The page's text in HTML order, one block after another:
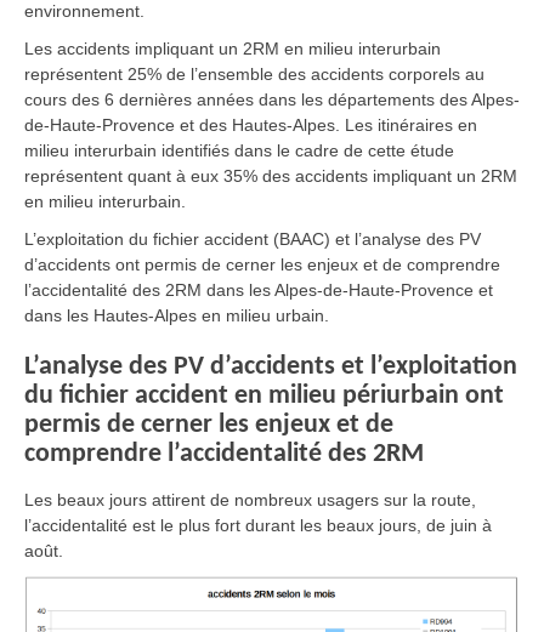
environnement.
Les accidents impliquant un 2RM en milieu interurbain
représentent 25% de l’ensemble des accidents corporels au
cours des 6 dernières années dans les départements des Alpes-
de-Haute-Provence et des Hautes-Alpes. Les itinéraires en
milieu interurbain identifiés dans le cadre de cette étude
représentent quant à eux 35% des accidents impliquant un 2RM
en milieu interurbain.
L’exploitation du fichier accident (BAAC) et l’analyse des PV
d’accidents ont permis de cerner les enjeux et de comprendre
l’accidentalité des 2RM dans les Alpes-de-Haute-Provence et
dans les Hautes-Alpes en milieu urbain.
L’analyse des PV d’accidents et l’exploitation
du fichier accident en milieu périurbain ont
permis de cerner les enjeux et de
comprendre l’accidentalité des 2RM
Les beaux jours attirent de nombreux usagers sur la route,
l’accidentalité est le plus fort durant les beaux jours, de juin à
août.